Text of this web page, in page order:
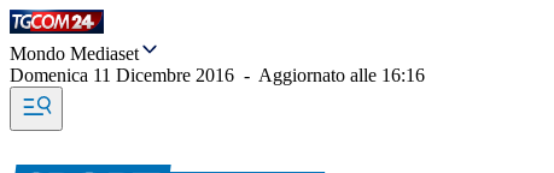
Mondo Mediaset
Domenica 11 Dicembre 2016 - Aggiornato alle 16:16